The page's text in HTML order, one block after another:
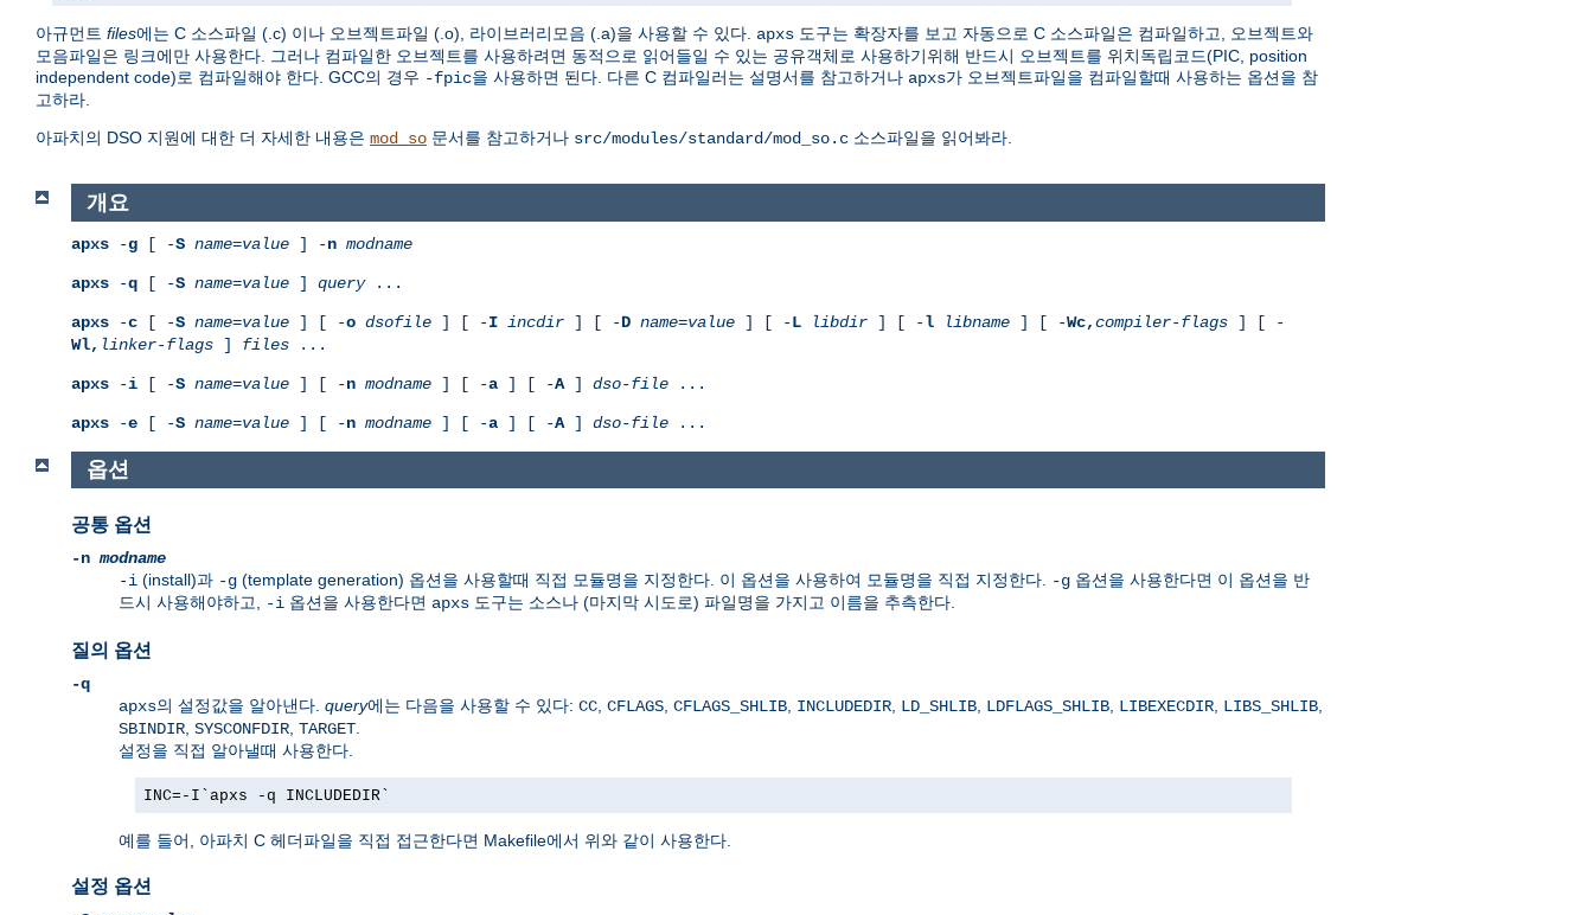
아규먼트 files에는 C 소스파일 (.c) 이나 오브젝트파일 (.o), 라이브러리모음 (.a)을 사용할 수 있다. apxs 도구는 확장자를 보고 자동으로 C 소스파일은 컴파일하고, 오브젝트와
모음파일은 링크에만 사용한다. 그러나 컴파일한 오브젝트를 사용하려면 동적으로 읽어들일 수 있는 공유객체로 사용하기위해 반드시 오브젝트를 위치독립코드(PIC, position
independent code)로 컴파일해야 한다. GCC의 경우 -fpic을 사용하면 된다. 다른 C 컴파일러는 설명서를 참고하거나 apxs가 오브젝트파일을 컴파일할때 사용하는 옵션을 참
고하라.
아파치의 DSO 지원에 대한 더 자세한 내용은 mod_so 문서를 참고하거나 src/modules/standard/mod_so.c 소스파일을 읽어봐라.
개요
apxs -g [ -S name=value ] -n modname
apxs -q [ -S name=value ] query...
apxs -c [ -S name=value ] [ -o dsofile ] [ -I incdir ] [ -D name=value ] [ -L libdir ] [ -l libname ] [ -Wc,compiler-flags ] [ -
Wl, linker-flags ] files ...
apxs -i [ -S name=value ] [ -n modname ] [ -a ] [ -A] dso-file ...
apxs -e [ -S name=value ] [ -n modname ] [ -a ] [ -A] dso-file ...
옵션
공통 옵션
-nmodname
-i (install)과 -g (template generation) 옵션을 사용할때 직접 모듈명을 지정한다. 이 옵션을 사용하여 모듈명을 직접 지정한다. -g 옵션을 사용한다면 이 옵션을 반
드시 사용해야하고,
-i 옵션을 사용한다면 apxs 도구는 소스나 (마지막 시도로) 파일명을 가지고 이름을 추측한다.
질의 옵션
-q
apxs의 설정값을 알아낸다. query에는 다음을 사용할 수 있다: CC CFLAGS CFLAGS_SHLIB INCLUDEDIR LD_SHLIB LDFLAGS_SHLIB LIBEXECDIR LIBS_SHLIB
SBINDIR SYSCONFDIR TARGET
설정을 직접 알아낼때 사용한다.
INC=-I`apxs -q INCLUDEDIR`
예를 들어, 아파치 C 헤더파일을 직접 접근한다면 Makefile에서 위와 같이 사용한다.
설정 옵션